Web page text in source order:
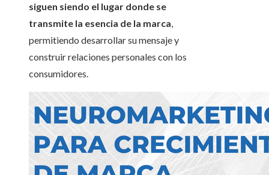
siguen siendo el lugar donde se
transmite la esencia de la marca,
permitiendo desarrollar su mensaje y
construir relaciones personales con los
consumidores.